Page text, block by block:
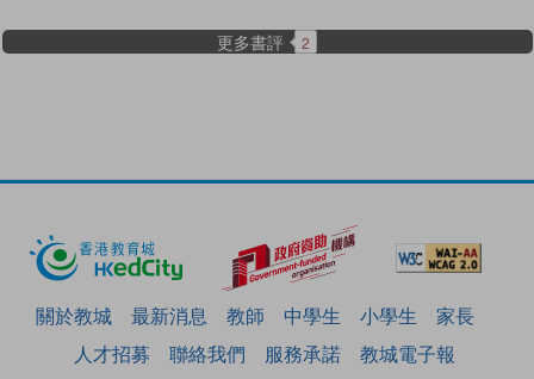
更多書評 2
關於教城 最新消息 教師 中學生 小學生
家長
人才招募
聯絡我們 服務承諾 教城電子報